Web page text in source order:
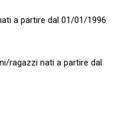
a partire dal 01/01/1996
ragazzi nati a partire dal